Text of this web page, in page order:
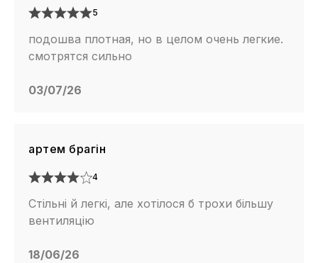
5
подошва плотная, но в целом очень легкие.
смотрятся сильно
03/07/26
артем брагін
4
Стільні й легкі, але хотілося б трохи більшу
вентиляцію
18/06/26